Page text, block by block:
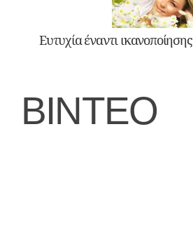
Ευτυχία έναντι ικανοποίησης
ΒΙΝΤΕΟ